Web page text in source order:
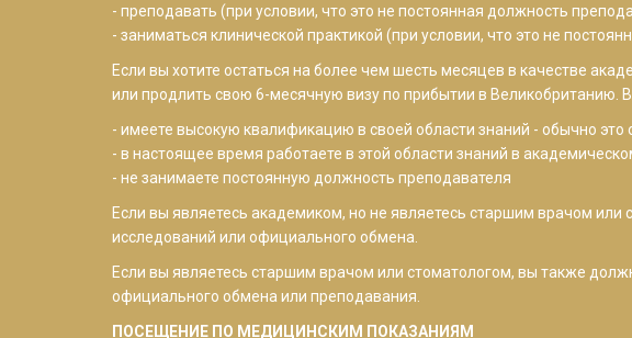
- преподавать (при условии, что это не постоянная должность
- заниматься клинической практикой (при условии, что это не
Если вы хотите остаться на более чем шесть месяцев в качестве
или продлить свою 6-месячную визу по прибытии в Великобританию.
- имеете высокую квалификацию в своей области знаний - обычно
- в настоящее время работаете в этой области знаний в
- не занимаете постоянную должность преподавателя
Если вы являетесь академиком, но не являетесь старшим врачом
исследований или официального обмена.
Если вы являетесь старшим врачом или стоматологом, вы также
официального обмена или преподавания.
ПОСЕЩЕНИЕ ПО МЕДИЦИНСКИМ ПОКАЗАНИЯМ